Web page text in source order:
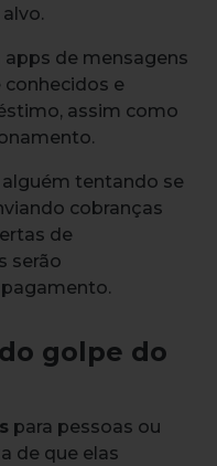
apps de mensagens
e
assim como
alguém tentando se
cobranças
de
serão
golpe do
para pessoas ou
de que elas